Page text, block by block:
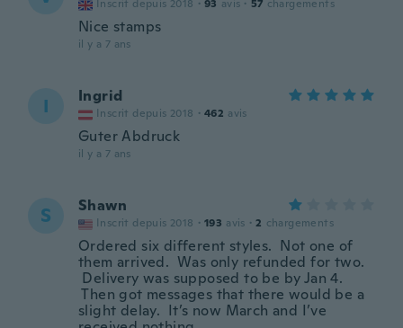
Inscrit depuis 2018 · 93 avis · 57 chargements
Nice stamps
il y a 7 ans
I Ingrid
Inscrit depuis 2018 · 462 avis
Guter Abdruck
il y a 7 ans
S Shawn
Inscrit depuis 2018 · 193 avis · 2 chargements
Ordered six different styles. Not one of
them arrived. Was only refunded for two.
Delivery was supposed to be by Jan 4.
Then got messages that there would be a
slight delay. It’s now March and I’ve